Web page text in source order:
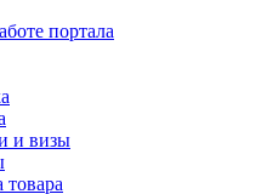
портала
и визы